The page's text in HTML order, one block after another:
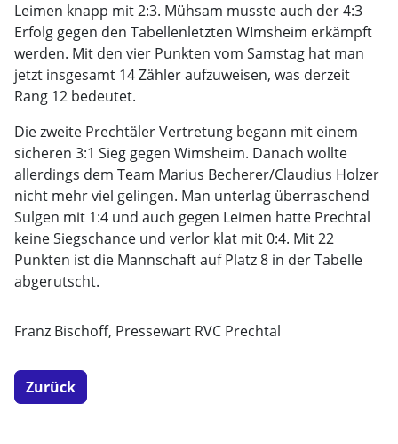
Leimen knapp mit 2:3. Mühsam musste auch der 4:3
Erfolg gegen den Tabellenletzten WImsheim erkämpft
werden. Mit den vier Punkten vom Samstag hat man
jetzt insgesamt 14 Zähler aufzuweisen, was derzeit
Rang 12 bedeutet.
Die zweite Prechtäler Vertretung begann mit einem
sicheren 3:1 Sieg gegen Wimsheim. Danach wollte
allerdings dem Team Marius Becherer/Claudius Holzer
nicht mehr viel gelingen. Man unterlag überraschend
Sulgen mit 1:4 und auch gegen Leimen hatte Prechtal
keine Siegschance und verlor klat mit 0:4. Mit 22
Punkten ist die Mannschaft auf Platz 8 in der Tabelle
abgerutscht.
Franz Bischoff, Pressewart RVC Prechtal
Zurück